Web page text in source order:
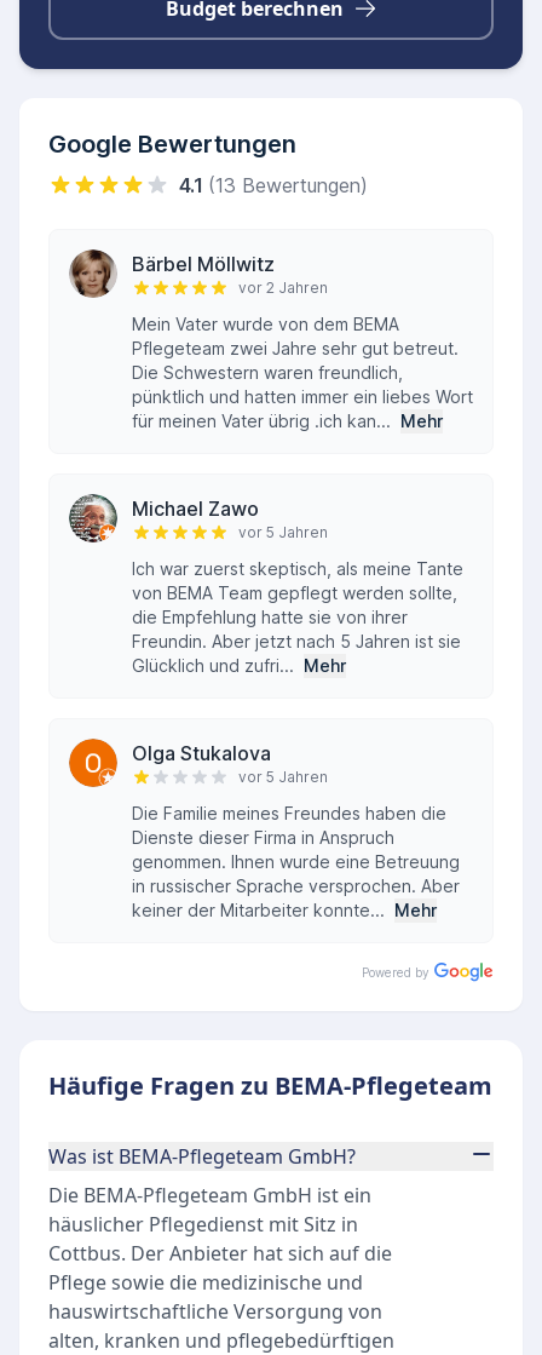
Budget berechnen
Google Bewertungen
4.1 (13 Bewertungen)
Bärbel Möllwitz
vor 2 Jahren
Mein Vater wurde von dem BEMA
Pflegeteam zwei Jahre sehr gut betreut.
Die Schwestern waren freundlich,
pünktlich und hatten immer ein liebes Wort
für meinen Vater übrig .ich kan... Mehr
Michael Zawo
vor 5 Jahren
Ich war zuerst skeptisch, als meine Tante
von BEMA Team gepflegt werden sollte,
die Empfehlung hatte sie von ihrer
Freundin. Aber jetzt nach 5 Jahren ist sie
Glücklich und zufri... Mehr
Olga Stukalova
vor 5 Jahren
Die Familie meines Freundes haben die
Dienste dieser Firma in Anspruch
genommen. Ihnen wurde eine Betreuung
in russischer Sprache versprochen. Aber
keiner der Mitarbeiter konnte... Mehr
Powered by
Häufige Fragen zu BEMA-Pflegeteam
Was ist BEMA-Pflegeteam GmbH?
Die BEMA-Pflegeteam GmbH ist ein
häuslicher Pflegedienst mit Sitz in
Cottbus. Der Anbieter hat sich auf die
Pflege sowie die medizinische und
hauswirtschaftliche Versorgung von
alten, kranken und pflegebedürftigen